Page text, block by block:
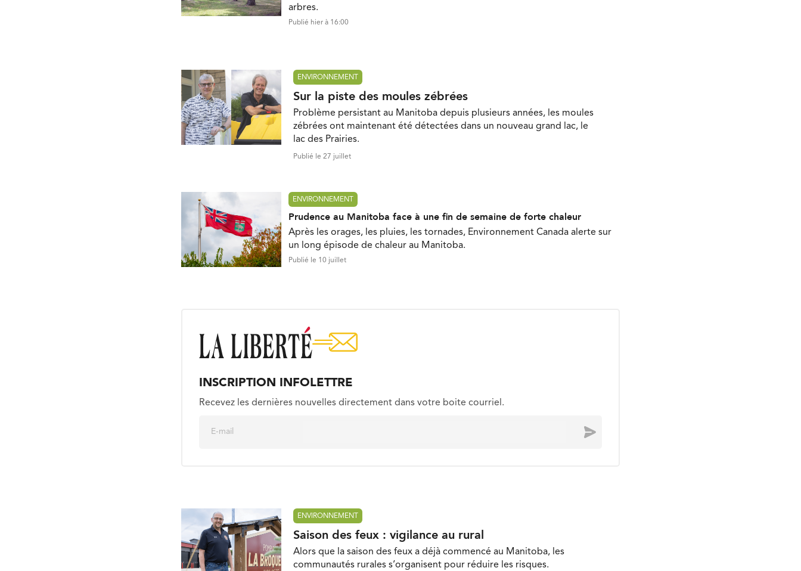
arbres.
Publié hier à 16:00
ENVIRONNEMENT
Sur la piste des moules zébrées
Problème persistant au Manitoba depuis plusieurs années, les moules
zébrées ont maintenant été détectées dans un nouveau grand lac, le
lac des Prairies.
Publié le 27 juillet
ENVIRONNEMENT
Prudence au Manitoba face à une fin de semaine de forte chaleur
Après les orages, les pluies, les tornades, Environnement Canada alerte sur
un long épisode de chaleur au Manitoba.
Publié le 10 juillet
INSCRIPTION INFOLETTRE
Recevez les dernières nouvelles directement dans votre boite courriel.
Envoyer
ENVIRONNEMENT
Saison des feux : vigilance au rural
Alors que la saison des feux a déjà commencé au Manitoba, les
communautés rurales s’organisent pour réduire les risques.